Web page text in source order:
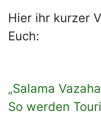
Hier ihr kurzer
Euch:
„Salama
So werden